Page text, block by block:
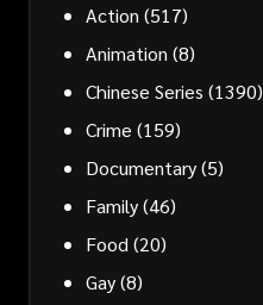
Action (517)
Animation (8)
Chinese Series (1390)
Crime (159)
Documentary(5)
Family(46)
Food (20)
Gay(8)